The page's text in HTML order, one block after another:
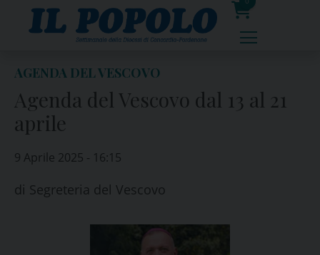
0
prodotti
AGENDA DEL VESCOVO
Agenda del Vescovo dal 13 al 21
aprile
9 Aprile 2025 - 16:15
di Segreteria del Vescovo